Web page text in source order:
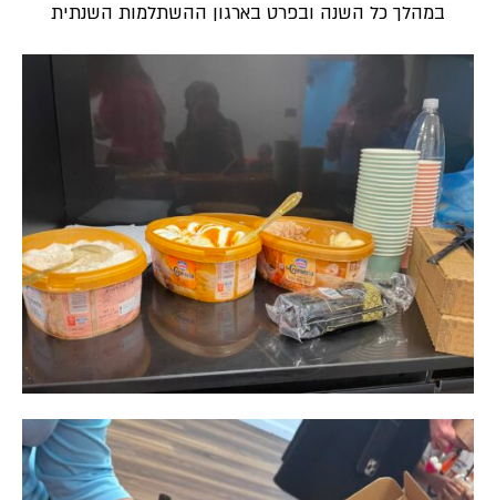
במהלך כל השנה ובפרט בארגון ההשתלמות השנתית